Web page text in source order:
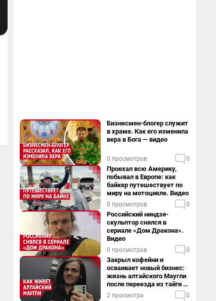
Бизнесмен-блогер служит
в храме. Как его изменила
вера в Бога — видео
0 просмотров 0
Проехал всю Америку,
побывал в Европе: как
байкер путешествует по
миру на мотоцикле. Видео
0 просмотров 0
Российский ниндзя-
скульптор снялся в
сериале «Дом Дракона».
Видео
0 просмотров 0
Закрыл кофейни и
осваивает новый бизнес:
жизнь алтайского Маугли
после переезда из тайги в
столицу
2 просмотра 0